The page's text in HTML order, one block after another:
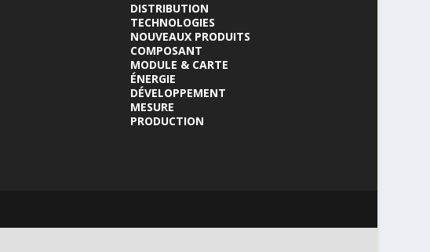
DISTRIBUTION
TECHNOLOGIES
NOUVEAUX PRODUITS
COMPOSANT
MODULE & CARTE
ÉNERGIE
DÉVELOPPEMENT
MESURE
PRODUCTION